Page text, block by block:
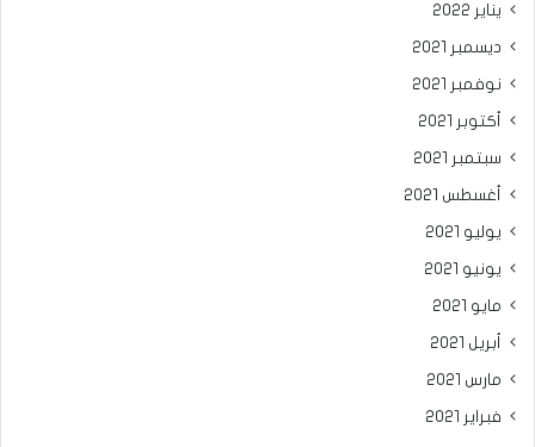
يناير 2022
ديسمبر 2021
نوفمبر 2021
أكتوبر 2021
سبتمبر 2021
أغسطس 2021
يوليو 2021
يونيو 2021
مايو 2021
أبريل 2021
مارس 2021
فبراير 2021